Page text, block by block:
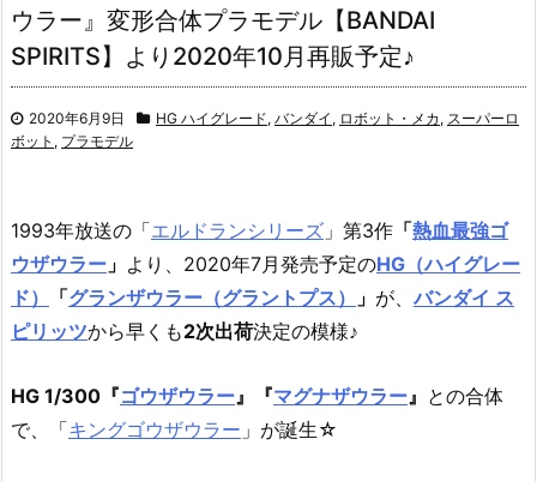
ウラー』変形合体プラモデル【BANDAI
SPIRITS】より2020年10月再販予定♪
2020年6月9日 HG ハイグレード, バンダイ , ロボット・メカ , スーパーロ
ボット , プラモデル
1993年放送の「エルドランシリーズ 」第3作 「熱血最強ゴ
ウザウラー 」 より、2020年7月発売予定のHG（ハイグレー
ド）
「グランザウラー（グラントプス） 」 が、バンダイ ス
ピリッツから早くも2次出荷決定の模様♪
HG 1/300『ゴウザウラー 』『マグナザウラー 』 との合体
で、「キングゴウザウラー 」が誕生☆